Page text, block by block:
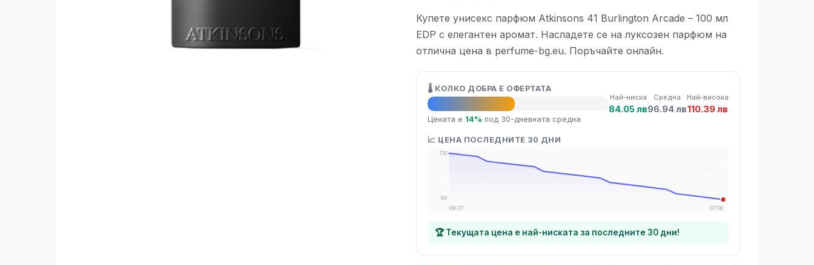
Купете унисекс парфюм Atkinsons 41 Burlington Arcade – 100 мл
EDP с елегантен аромат. Насладете се на луксозен парфюм на
отлична цена в perfume-bg.eu. Поръчайте онлайн.
🌡️ КОЛКО ДОБРА Е ОФЕРТАТА
👍 Добра оферта
Цената е 14% под 30-дневната средна
Най-ниска
84.05 лв
Средна
96.94 лв
Най-висока
110.39 лв
📈 ЦЕНА ПОСЛЕДНИТЕ 30 ДНИ
110
84
09.07
07.08
🏆 Текущата цена е най-ниската за последните 30 дни!